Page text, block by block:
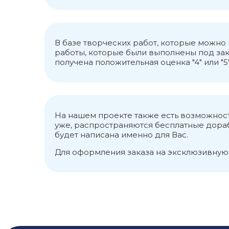
профессиональная
и развитие которой
ЗАКЛЮЧЕНИЕ
представляется
управленческое
Профессиональная
ориентации, задающие
В базе творческих работ, которые
работы, которые были выполнены под
получена положительная оценка "4" или
На нашем проекте также есть
уже, распространяются бесплатные
будет написана именно для Вас.
Для оформления заказа на эксклюзивную